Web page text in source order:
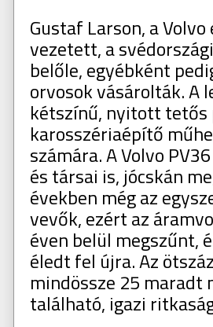
Gustaf Larson, a
vezetett, a
belőle, egyébként
orvosok vásárolták. A
kétszínű, nyitott tetős
karosszériaépítő
számára. A Volvo
és társai is, jócskán
években még az
vevők, ezért az
éven belül megszűnt,
éledt fel újra. Az
mindössze 25 maradt
található, igazi